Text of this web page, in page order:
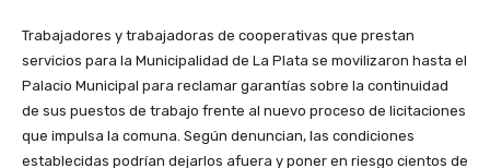
Trabajadores y trabajadoras de cooperativas que prestan
servicios para la Municipalidad de La Plata se movilizaron hasta el
Palacio Municipal para reclamar garantías sobre la continuidad
de sus puestos de trabajo frente al nuevo proceso de licitaciones
que impulsa la comuna. Según denuncian, las condiciones
establecidas podrían dejarlos afuera y poner en riesgo cientos de